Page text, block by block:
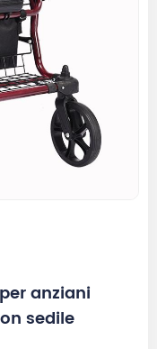
anziani
sedile